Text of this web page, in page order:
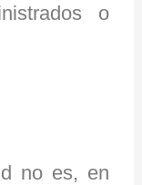
o
no es, en